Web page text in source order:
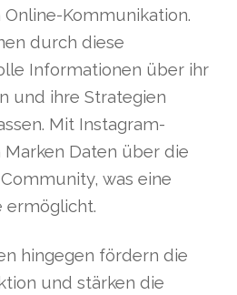
Kommunikation.
durch diese
Informationen über ihr
und ihre Strategien
Mit Instagram-
Daten über die
was eine
ermöglicht.
hingegen fördern die
und stärken die